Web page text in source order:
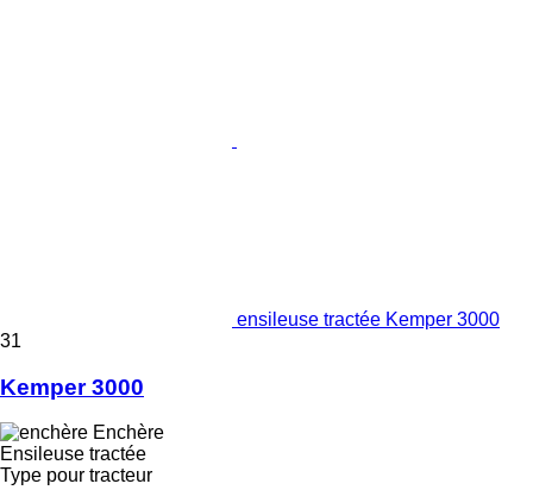
ensileuse tractée Kemper 3000
31
Kemper 3000
Enchère
Ensileuse tractée
Type pour tracteur